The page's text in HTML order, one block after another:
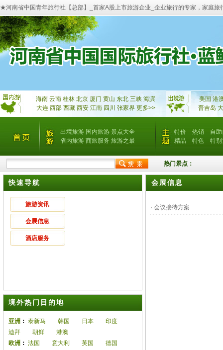
★河南省中国青年旅行社【总部】_首家A股上市旅游企业_企业旅行的专家，家庭旅
海南 云南 桂林 北京 厦门 黄山 东北 三峡 海滨
大连 西部 西藏 西安 江南 四川 张家界 更多>>
美国 港
普吉岛
出境旅游 国内旅游 景点大全
省内旅游 商旅服务 旅游之最
特价 热销
自
精品
特色 特
热门景点：
快速导航
旅游资讯
会展信息
酒店服务
境外热门目的地
亚洲 ： 泰新马 韩国 日本
印度
迪拜
朝鲜
港澳
欧洲 ： 法国 意大利 英国
德国
会展信息
· 会议接待方案